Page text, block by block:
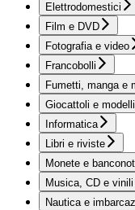
Elettrodomestici
Film e DVD
Fotografia e video
Francobolli
Fumetti, manga e
Giocattoli e
Informatica
Libri e riviste
Monete e
Musica, CD e vinili
Nautica e